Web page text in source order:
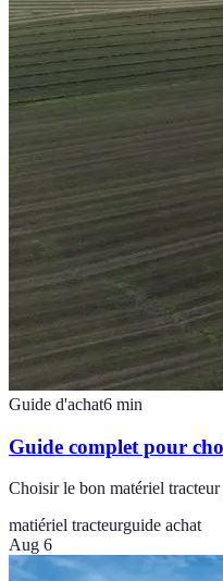
Guide d'achat6 min
Guide complet pour
Choisir le bon matériel
matiériel tracteurguide achat
Aug 6